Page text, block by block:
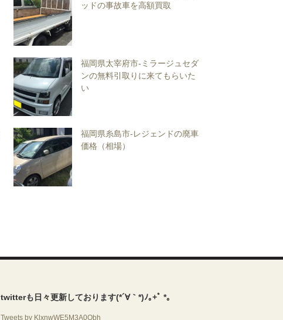
ッドの事故車を高額買取
福岡県太宰府市-ミラージュセダ
ンの無料引取りに来てもらいた
い
福岡県糸島市-レジェンドの廃車
価格（相場）
twitterも日々更新しております(*´∀｀*)ﾉ｡+ﾟ *｡
Tweets by KlxnwWE5M3A0Obh